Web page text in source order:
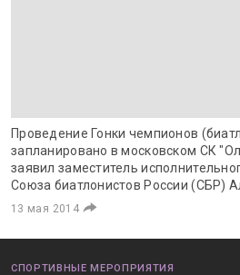
Проведение Гонки чемпионов
запланировано в московском СК
заявил заместитель
Союза биатлонистов России (СБР)
13 мая 2014
СПОРТИВНЫЕ МЕРОПРИЯТИЯ